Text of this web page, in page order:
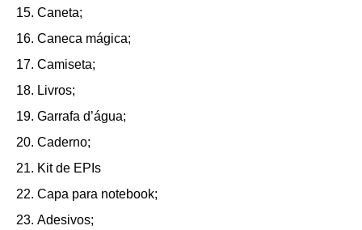
Caneta;
Caneca mágica;
Camiseta;
Livros;
Garrafa d’água;
Caderno;
Kit de EPIs
Capa para notebook;
Adesivos;